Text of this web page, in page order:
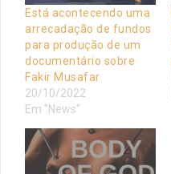
Está acontecendo uma
arrecadação de fundos
para produção de um
documentário sobre
Fakir Musafar
20/10/2022
Em "News"